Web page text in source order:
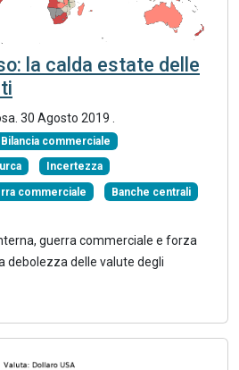
la calda estate delle
30 Agosto 2019
Bilancia commerciale
Incertezza
commerciale Banche centrali
guerra commerciale e forza
debolezza delle valute degli